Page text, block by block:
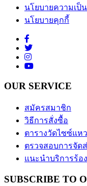
นโยบายความเป็
นโยบายคุกกี้
OUR SERVICE
สมัครสมาชิก
วิธีการสั่งซื้อ
ตารางวัดไซซ์แห
ตรวจสอบการจัดส่
แนะนำบริการร้อง
SUBSCRIBE TO